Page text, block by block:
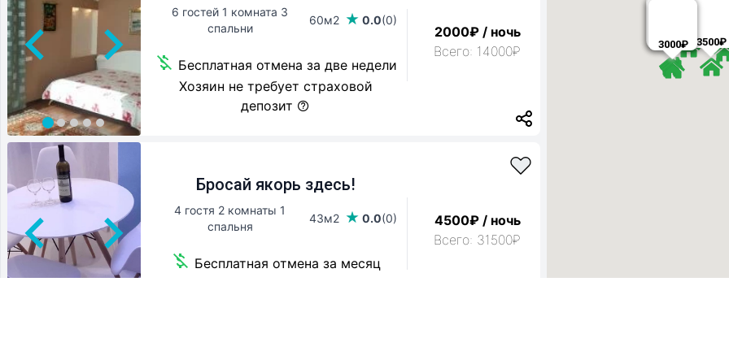
6 гостей 1 комната 3
спальни
60м2 0.0(0)
Бесплатная отмена за две недели
Хозяин не требует страховой
депозит
2000₽ / ночь
Всего: 14000₽
Бросай якорь здесь!
4 гостя 2 комнаты 1
спальня
43м2 0.0(0)
Бесплатная отмена за месяц
4500₽ / ночь
Всего: 31500₽
3000₽
3000₽
2500₽ 3500₽